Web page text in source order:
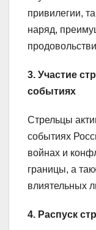
привилегии,
наряд,
3. Участие
событиях
Стрельцы
событиях
войнах и
границы, а
влиятельных
4. Распуск